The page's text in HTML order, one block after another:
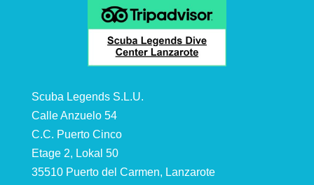
Scuba Legends S.L.U.
Calle Anzuelo 54
C.C. Puerto Cinco
Etage 2, Lokal 50
35510 Puerto del Carmen, Lanzarote